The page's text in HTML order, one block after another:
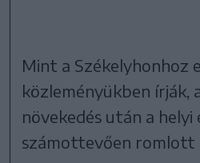
Mint a
közleményükben írják,
növekedés után a helyi
számottevően romlott